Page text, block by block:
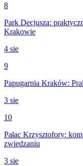
8
Park Decjusza:
Krakowie
4 sie
9
Papugarnia Kraków:
3 sie
10
Pałac Krzysztofory:
zwiedzaniu
3 sie